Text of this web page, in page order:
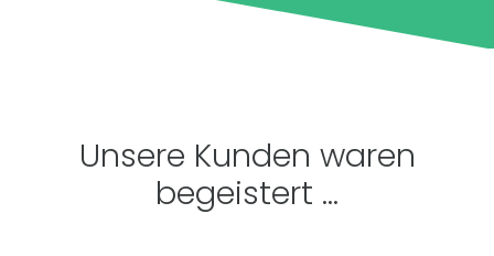
Unsere Kunden waren
begeistert ...